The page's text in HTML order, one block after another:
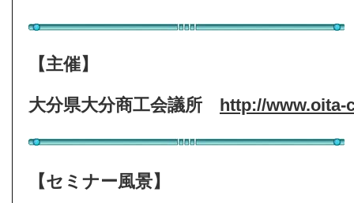
【主催】
大分県大分商工会議所 http://www.oita-
【セミナー風景】